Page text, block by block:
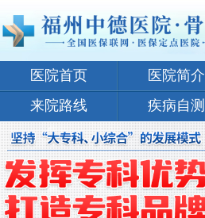
医院首页 医院简介
来院路线
疾病自测